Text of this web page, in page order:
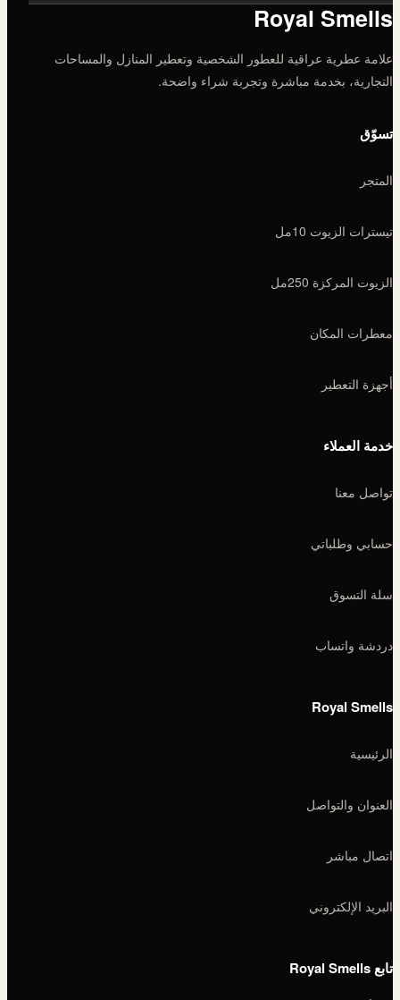
Royal Smells
علامة عطرية عراقية للعطور الشخصية وتعطير المنازل والمساحات
التجارية، بخدمة مباشرة وتجربة شراء واضحة.
تسوّق
المتجر
تيسترات الزيوت 10مل
الزيوت المركزة 250مل
معطرات المكان
أجهزة التعطير
خدمة العملاء
تواصل معنا
حسابي وطلباتي
سلة التسوق
دردشة واتساب
Royal Smells
الرئيسية
العنوان والتواصل
اتصال مباشر
البريد الإلكتروني
تابع Royal Smells